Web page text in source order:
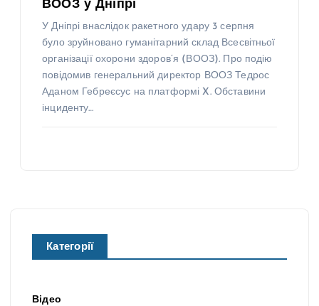
ВООЗ у Дніпрі
У Дніпрі внаслідок ракетного удару 3 серпня
було зруйновано гуманітарний склад Всесвітньої
організації охорони здоров’я (ВООЗ). Про подію
повідомив генеральний директор ВООЗ Тедрос
Аданом Гебреєсус на платформі X. Обставини
інциденту…
Категорії
Відео